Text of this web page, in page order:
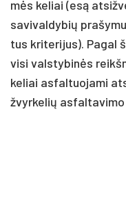
mės ke­liai (esą
sa­vi­val­dy­bių
tus kri­te­ri­jus). Pa­gal
vi­si vals­ty­bi­nės
ke­liai as­fal­tuo­ja­mi
žvyr­ke­lių as­fal­ta­vi­mo